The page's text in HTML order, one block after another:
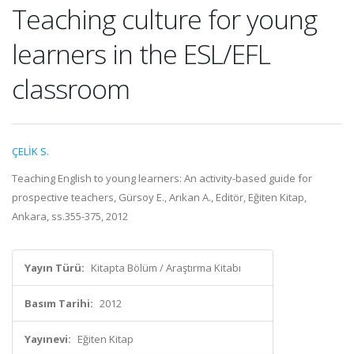
Teaching culture for young
learners in the ESL/EFL
classroom
ÇELİK S.
Teaching English to young learners: An activity-based guide for
prospective teachers, Gürsoy E., Arıkan A., Editör, Eğiten Kitap,
Ankara, ss.355-375, 2012
Yayın Türü: Kitapta Bölüm / Araştırma Kitabı
Basım Tarihi: 2012
Yayınevi: Eğiten Kitap